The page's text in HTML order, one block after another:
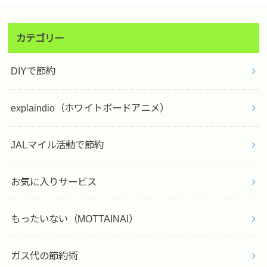
カテゴリー
DIYで節約
explaindio（ホワイトボードアニメ）
JALマイル活動で節約
お気に入りサービス
もったいない（MOTTAINAI）
ガス代の節約術